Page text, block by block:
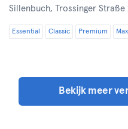
Sillenbuch, Trossinger Straße
Essential Classic Premium Max
Bekijk meer